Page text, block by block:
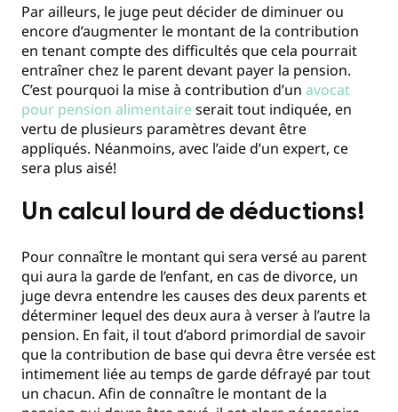
Par ailleurs, le juge peut décider de diminuer ou
encore d’augmenter le montant de la contribution
en tenant compte des difficultés que cela pourrait
entraîner chez le parent devant payer la pension.
C’est pourquoi la mise à contribution d’un avocat
pour pension alimentaireserait tout indiquée, en
vertu de plusieurs paramètres devant être
appliqués. Néanmoins, avec l’aide d’un expert, ce
sera plus aisé!
Un calcul lourd de déductions!
Pour connaître le montant qui sera versé au parent
qui aura la garde de l’enfant, en cas de divorce, un
juge devra entendre les causes des deux parents et
déterminer lequel des deux aura à verser à l’autre la
pension. En fait, il tout d’abord primordial de savoir
que la contribution de base qui devra être versée est
intimement liée au temps de garde défrayé par tout
un chacun. Afin de connaître le montant de la